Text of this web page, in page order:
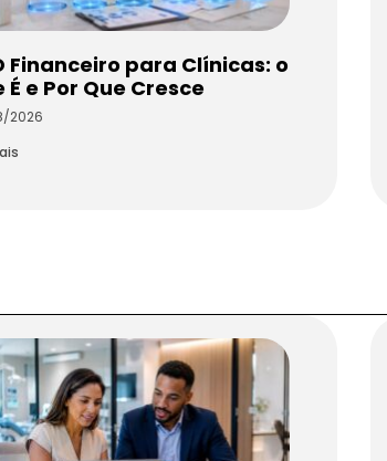
Financeiro para Clínicas: o
É e Por Que Cresce
2026